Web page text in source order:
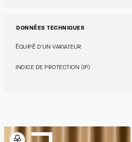
DONNÉES TECHNIQUES
ÉQUIPÉ D'UN VARIATEUR
INDICE DE PROTECTION (IP)